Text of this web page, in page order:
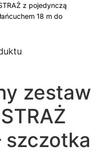
z pojedynczą
18 m do
zestaw
szczotka